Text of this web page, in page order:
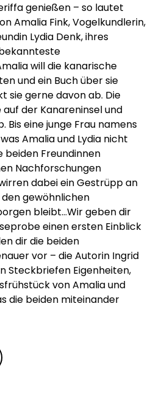
genießen – so lautet
Amalia Fink, Vogelkundlerin,
Lydia Denk, ihres
will die kanarische
und ein Buch über sie
sie gerne davon ab. Die
der Kanareninsel und
Bis eine junge Frau namens
Amalia und Lydia nicht
beiden Freundinnen
Nachforschungen
dabei ein Gestrüpp an
gewöhnlichen
bleibt…Wir geben dir
einen ersten Einblick
dir die beiden
vor – die Autorin Ingrid
Steckbriefen Eigenheiten,
von Amalia und
die beiden miteinander